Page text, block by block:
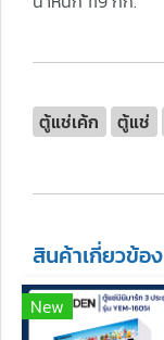
ตู้แช่เค้ก ตู้แช่
สินค้าเกี่ยวข้อง
New